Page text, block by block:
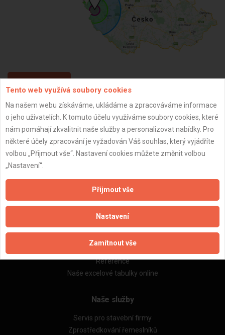
ZPĚT
Aktualizováno z portálu ARES dne 02.01.2024 12:15:09
Naše firmy a řemeslníci
Zpracování a ochrana osobních údajů
Reference
Naše excelové tabulky online
Naše služby
Servis pro stavební firmy
Zprostředkování řemeslníků
Tento web využívá soubory cookies
Na našem webu získáváme, ukládáme a zpracováváme informace
o jeho uživatelích. K tomuto účelu využíváme soubory cookies, které
nám pomáhají zkvalitnit naše služby a personalizovat nabídky. Pro
některé účely zpracování je vyžadován Váš souhlas, který vyjádříte
volbou „Přijmout vše“. Nastavení cookies můžete změnit volbou
„Nastavení“.
Přijmout vše
Nastavení
Zamítnout vše